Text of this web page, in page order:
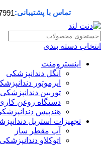
تماس با پشتیبانی:
انتخاب دسته بندی
اینسترومنت
آنگل دندانپزشکی
ایرموتور
توربین دندانپزشکی
دستگاه روغن
هندپیس
تجهیزات استریل
آب مقطر ساز
اتوکلاو دندانپزشکی